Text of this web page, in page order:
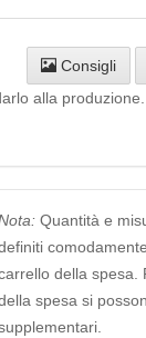
Consigli
alla
Quantità e
della spesa.
spesa si